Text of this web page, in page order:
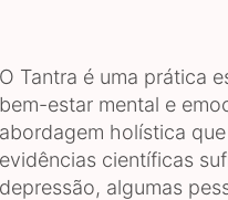
O Tantra é uma prática
bem-estar mental e
abordagem holística
evidências científicas
depressão, algumas